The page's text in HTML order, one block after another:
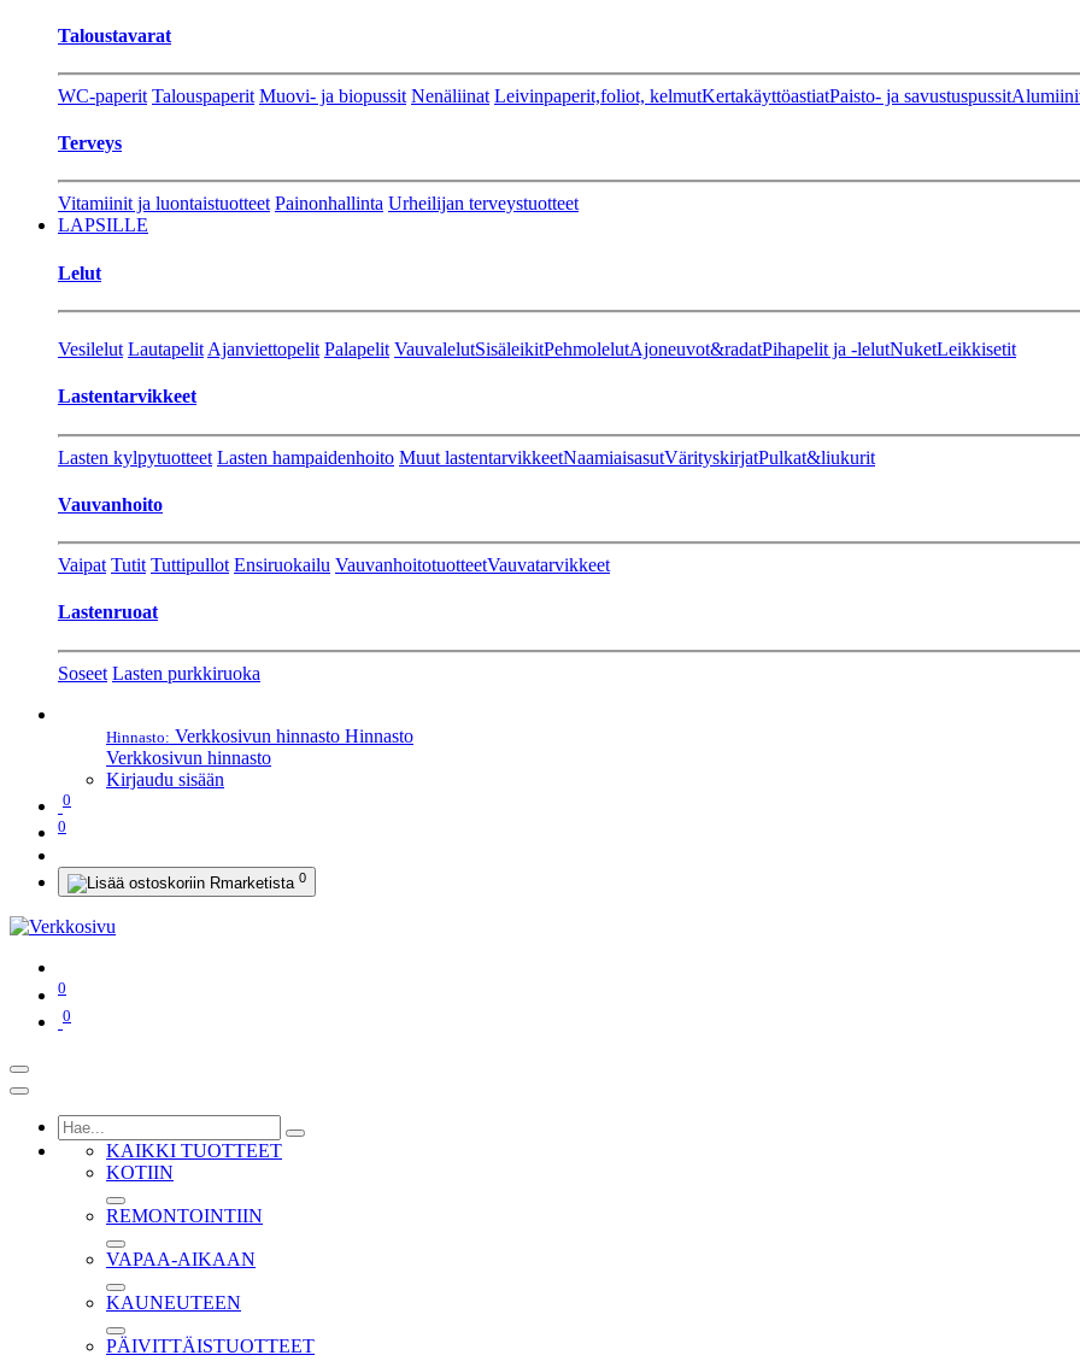
Taloustavarat
WC-paperit Talouspaperit Muovi- ja biopussit Nenäliinat Leivinpaperit,foliot, kelmutKertakäyttöastiatPaisto- ja savustuspussit
Terveys
Vitamiinit ja luontaistuotteet Painonhallinta Urheilijan terveystuotteet
LAPSILLE
Lelut
Vesilelut Lautapelit Ajanviettopelit Palapelit VauvalelutSisäleikitPehmolelutAjoneuvot&radatPihapelit ja -lelutNuketLeikkisetit
Lastentarvikkeet
Lasten kylpytuotteet Lasten hampaidenhoito Muut lastentarvikkeetNaamiaisasutVärityskirjatPulkat&liukurit
Vauvanhoito
Vaipat Tutit Tuttipullot Ensiruokailu VauvanhoitotuotteetVauvatarvikkeet
Lastenruoat
Soseet Lasten purkkiruoka
Hinnasto: Verkkosivun hinnasto Hinnasto
Verkkosivun hinnasto
Kirjaudu sisään
0
0
0
0
0
KAIKKI TUOTTEET
KOTIIN
REMONTOINTIIN
VAPAA-AIKAAN
KAUNEUTEEN
PÄIVITTÄISTUOTTEET